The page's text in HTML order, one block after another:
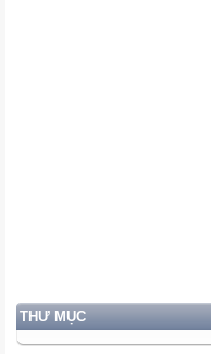
THƯ MỤC